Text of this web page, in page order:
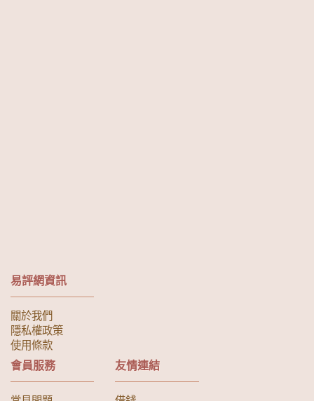
易評網資訊
關於我們
隱私權政策
使用條款
會員服務 友情連結